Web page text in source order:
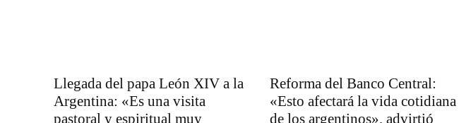
Llegada del papa León XIV a la
Argentina: «Es una visita
pastoral y espiritual muy
Reforma del Banco Central:
«Esto afectará la vida cotidiana
de los argentinos», advirtió